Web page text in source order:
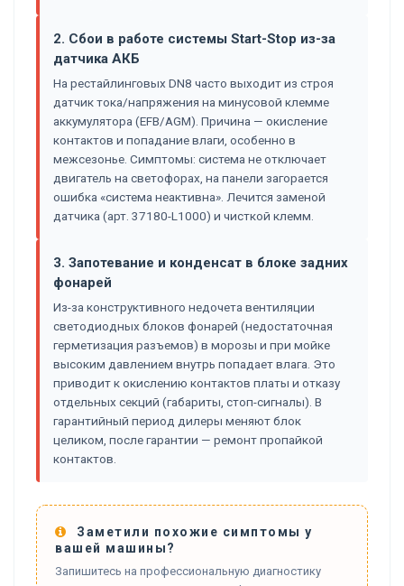
2. Сбои в работе системы Start-Stop из-за
датчика АКБ
На рестайлинговых DN8 часто выходит из строя
датчик тока/напряжения на минусовой клемме
аккумулятора (EFB/AGM). Причина — окисление
контактов и попадание влаги, особенно в
межсезонье. Симптомы: система не отключает
двигатель на светофорах, на панели загорается
ошибка «система неактивна». Лечится заменой
датчика (арт. 37180-L1000) и чисткой клемм.
3. Запотевание и конденсат в блоке задних
фонарей
Из-за конструктивного недочета вентиляции
светодиодных блоков фонарей (недостаточная
герметизация разъемов) в морозы и при мойке
высоким давлением внутрь попадает влага. Это
приводит к окислению контактов платы и отказу
отдельных секций (габариты, стоп-сигналы). В
гарантийный период дилеры меняют блок
целиком, после гарантии — ремонт пропайкой
контактов.
Заметили похожие симптомы у
вашей машины?
Запишитесь на профессиональную диагностику